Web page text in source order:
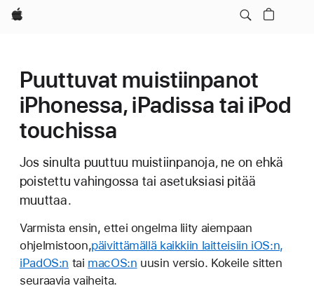
Apple
Puuttuvat muistiinpanot
iPhonessa, iPadissa tai iPod
touchissa
Jos sinulta puuttuu muistiinpanoja, ne on ehkä
poistettu vahingossa tai asetuksiasi pitää
muuttaa.
Varmista ensin, ettei ongelma liity aiempaan
ohjelmistoon,päivittämällä kaikkiin laitteisiin iOS:n,
iPadOS:n tai macOS:n uusin versio. Kokeile sitten
seuraavia vaiheita.